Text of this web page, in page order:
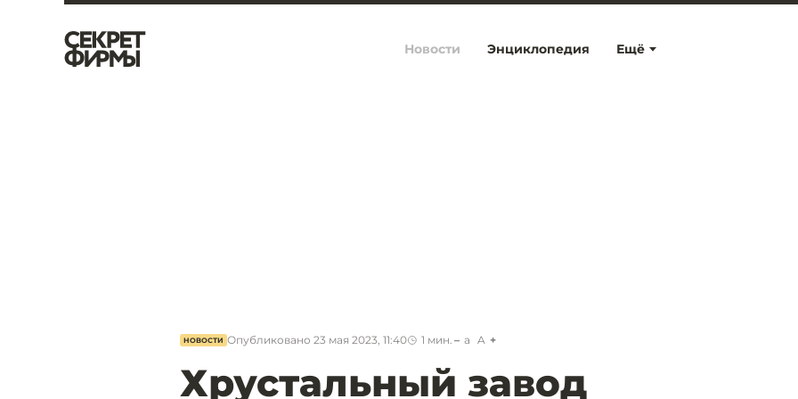
Ещё
Новости Энциклопедия
НОВОСТИ Опубликовано 23 мая 2023, 11:40 1 мин. a A
Хрустальный завод